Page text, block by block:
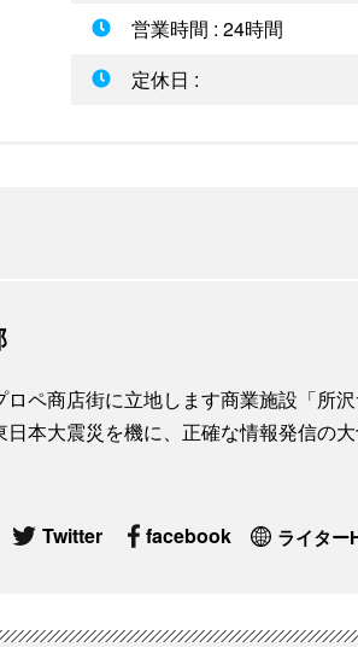
営業時間 : 24時間
定休日 :
ペ商店街に立地します商業施設「所
本大震災を機に、正確な情報発信の
Twitter facebook ライター